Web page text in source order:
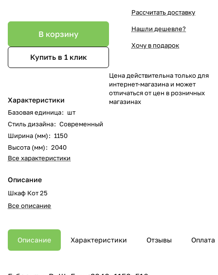
В корзину
Купить в 1 клик
Характеристики
Базовая единица: шт
Стиль дизайна: Современный
Ширина (мм): 1150
Высота (мм): 2040
Все характеристики
Описание
Шкаф Кот 25
Все описание
Рассчитать доставку
Нашли дешевле?
Хочу в подарок
Цена действительна только для
интернет-магазина и может
отличаться от цен в розничных
магазинах
Описание Характеристики Отзывы Оплата